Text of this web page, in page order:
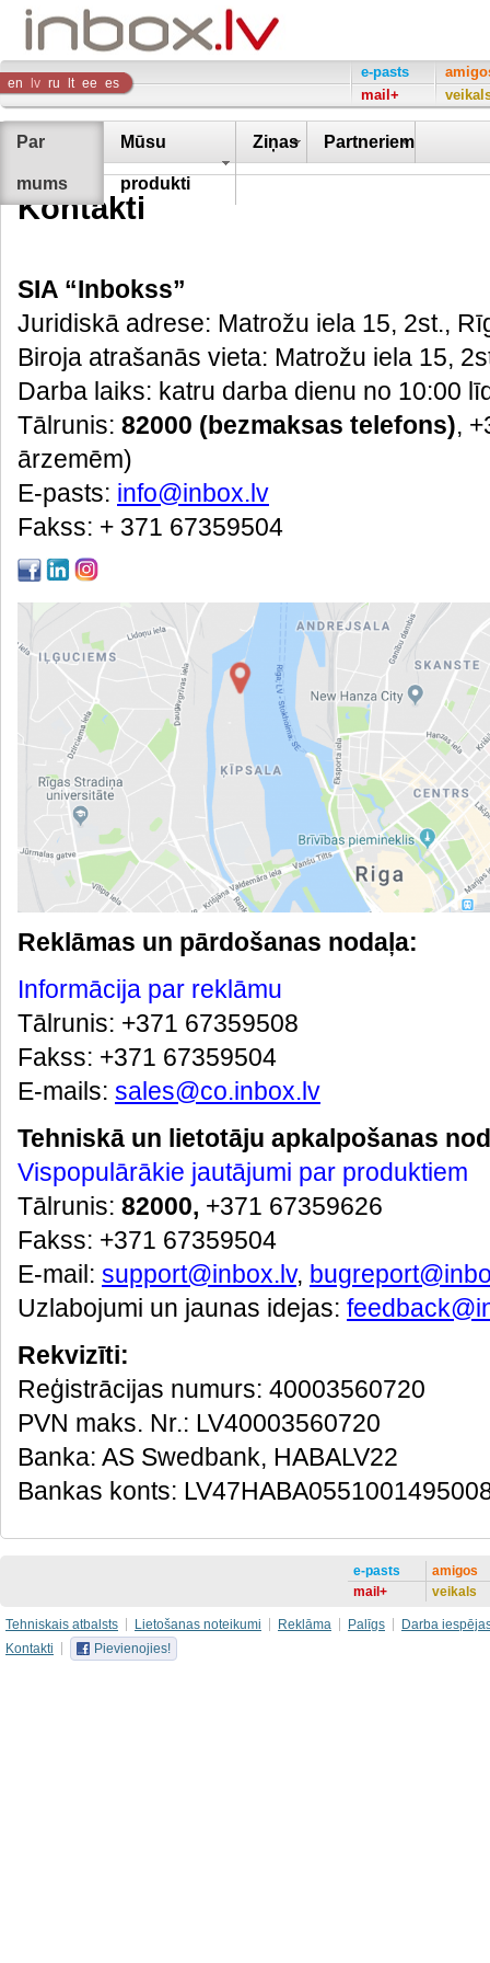
Inbox
Company
en lv ru lt ee es
e-pasts
mail+
Par
mums
Mūsu
produkti
Ziņas Partneriem
Kontakti
SIA “Inbokss”
Juridiskā adrese: Matrožu iela 15, 2st.,
Biroja atrašanās vieta: Matrožu iela 15,
Darba laiks: katru darba dienu no 10:00
Tālrunis: 82000 (bezmaksas telefons),
ārzemēm)
E-pasts: info@inbox.lv
Fakss: + 371 67359504
Reklāmas un pārdošanas nodaļa:
Informācija par reklāmu
Tālrunis: +371 67359508
Fakss: +371 67359504
E-mails: sales@co.inbox.lv
Tehniskā un lietotāju apkalpošanas
Vispopulārākie jautājumi par produktiem
Тālrunis: 82000, +371 67359626
Fakss: +371 67359504
E-mail: support@inbox.lv,
Uzlabojumi un jaunas idejas:
Rekvizīti:
Reģistrācijas numurs: 40003560720
PVN maks. Nr.: LV40003560720
Banka: AS Swedbank, HABALV22
Bankas konts:
e-pasts
mail+
amigos
veikals
Tehniskais atbalsts Lietošanas noteikumi Reklāma Palīgs
Darba
Kontakti
Pievienojies!